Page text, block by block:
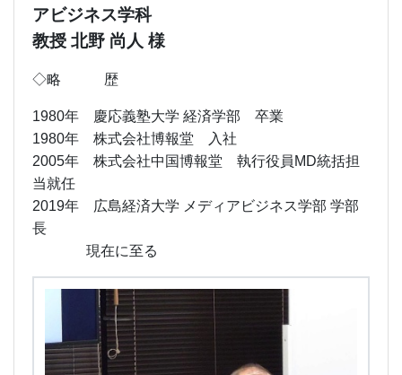
アビジネス学科
教授 北野 尚人 様
◇略 歴
1980年 慶応義塾大学 経済学部 卒業
1980年 株式会社博報堂 入社
2005年 株式会社中国博報堂 執行役員MD統括担
当就任
2019年 広島経済大学 メディアビジネス学部 学部
長
現在に至る